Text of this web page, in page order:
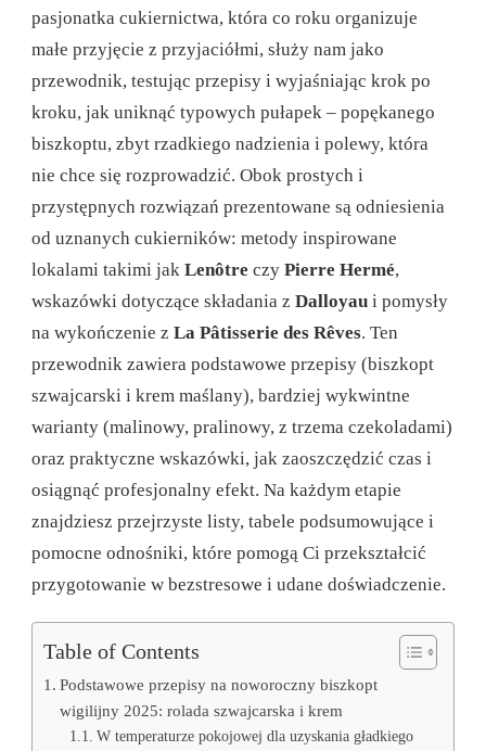
pasjonatka cukiernictwa, która co roku organizuje
małe przyjęcie z przyjaciółmi, służy nam jako
przewodnik, testując przepisy i wyjaśniając krok po
kroku, jak uniknąć typowych pułapek – popękanego
biszkoptu, zbyt rzadkiego nadzienia i polewy, która
nie chce się rozprowadzić. Obok prostych i
przystępnych rozwiązań prezentowane są odniesienia
od uznanych cukierników: metody inspirowane
lokalami takimi jak Lenôtre czy Pierre Hermé,
wskazówki dotyczące składania z Dalloyau i pomysły
na wykończenie z La Pâtisserie des Rêves. Ten
przewodnik zawiera podstawowe przepisy (biszkopt
szwajcarski i krem ​​maślany), bardziej wykwintne
warianty (malinowy, pralinowy, z trzema czekoladami)
oraz praktyczne wskazówki, jak zaoszczędzić czas i
osiągnąć profesjonalny efekt. Na każdym etapie
znajdziesz przejrzyste listy, tabele podsumowujące i
pomocne odnośniki, które pomogą Ci przekształcić
przygotowanie w bezstresowe i udane doświadczenie.
Table of Contents
Podstawowe przepisy na noworoczny biszkopt
wigilijny 2025: rolada szwajcarska i krem
W temperaturze pokojowej dla uzyskania gładkiego